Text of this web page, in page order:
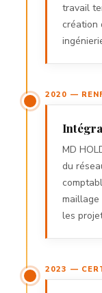
travail
création
2020 —
MD
du
maillage
les
2023 —